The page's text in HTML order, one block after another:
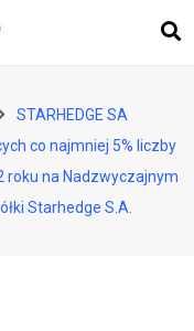
STARHEDGE SA
co najmniej 5% liczby
roku na Nadzwyczajnym
Starhedge S.A.